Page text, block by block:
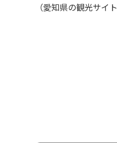
（愛知県の観光サイト